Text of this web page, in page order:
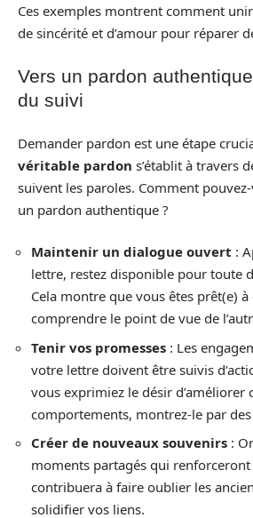
Ces exemples montrent comment
de sincérité et d’amour pour réparer
Vers un pardon
du suivi
Demander pardon est une étape
véritable pardon s’établit à travers
suivent les paroles. Comment
un pardon authentique ?
Maintenir un dialogue ouvert :
lettre, restez disponible pour toute
Cela montre que vous êtes prêt(e)
comprendre le point de vue de
Tenir vos promesses : Les
votre lettre doivent être suivis
vous exprimiez le désir d’améliorer
comportements, montrez-le par
Créer de nouveaux souvenirs :
moments partagés qui
contribuera à faire oublier les
solidifier vos liens.